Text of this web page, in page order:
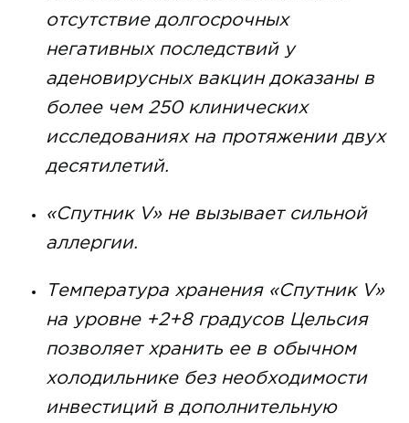
отсутствие долгосрочных
негативных последствий у
аденовирусных вакцин доказаны в
более чем 250 клинических
исследованиях на протяжении двух
десятилетий.
«Спутник V» не вызывает сильной
аллергии.
Температура хранения «Спутник V»
на уровне +2+8 градусов Цельсия
позволяет хранить ее в обычном
холодильнике без необходимости
инвестиций в дополнительную